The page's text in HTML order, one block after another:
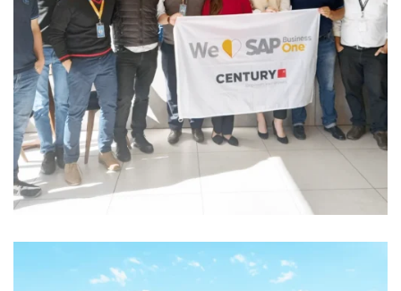
Go Live JWF Group
GO LIVE SAP BUSINESS ONE